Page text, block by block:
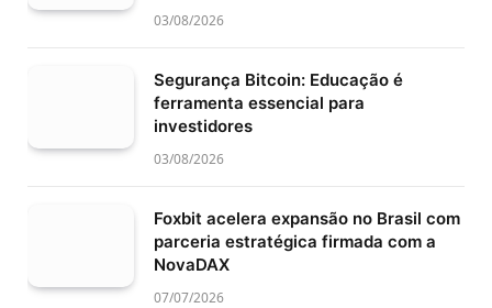
03/08/2026
Segurança Bitcoin: Educação é
ferramenta essencial para
investidores
03/08/2026
Foxbit acelera expansão no Brasil com
parceria estratégica firmada com a
NovaDAX
07/07/2026